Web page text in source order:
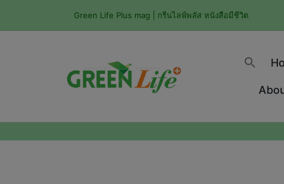
Green Life Plus mag | กรีนไลฟ์พลัส หนังสือมีชีวิต